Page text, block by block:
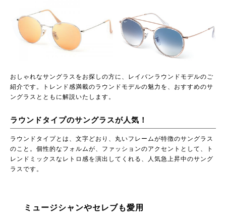
おしゃれなサングラスをお探しの方に、レイバンラウンドモデルのご
紹介です。トレンド感満載のラウンドモデルの魅力を、おすすめのサ
ングラスとともに解説いたします。
ラウンドタイプのサングラスが人気！
ラウンドタイプとは、文字どおり、丸いフレームが特徴のサングラス
のこと。個性的なフォルムが、ファッションのアクセントとして、ト
レンドミックスなレトロ感を演出してくれる、人気急上昇中のサング
ラスです。
ミュージシャンやセレブも愛用